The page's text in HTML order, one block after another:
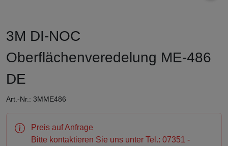
3M DI-NOC
Oberflächenveredelung ME-486
DE
Art.-Nr.: 3MME486
Preis auf Anfrage
Bitte kontaktieren Sie uns unter Tel.: 07351 -